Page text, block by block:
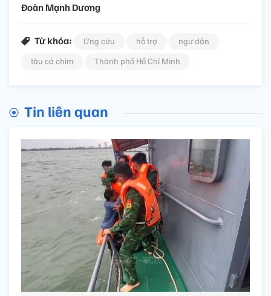
Đoàn Mạnh Dương
Từ khóa: Ứng cứu hỗ trợ
ngư dân
tàu cá chìm
Thành phố Hồ Chí Minh
Tin liên quan